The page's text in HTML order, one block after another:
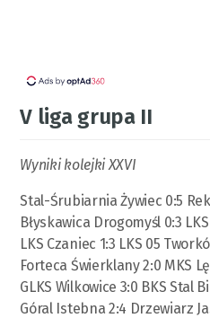
V liga grupa II
Wyniki kolejki XXVI
Stal-Śrubiarnia Żywiec 0:5
Błyskawica Drogomyśl 0:3
LKS Czaniec 1:3 LKS 05
Forteca Świerklany 2:0 MKS
GLKS Wilkowice 3:0 BKS Stal
Góral Istebna 2:4 Drzewiarz